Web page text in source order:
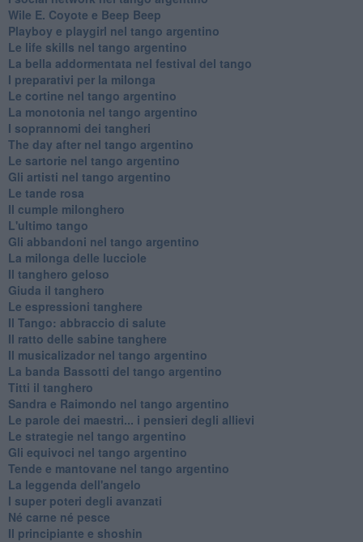
Wile E. Coyote e Beep Beep
Playboy e playgirl nel tango argentino
Le life skills nel tango argentino
La bella addormentata nel festival del tango
I preparativi per la milonga
Le cortine nel tango argentino
La monotonia nel tango argentino
I soprannomi dei tangheri
The day after nel tango argentino
Le sartorie nel tango argentino
Gli artisti nel tango argentino
Le tande rosa
Il cumple milonghero
L'ultimo tango
Gli abbandoni nel tango argentino
La milonga delle lucciole
Il tanghero geloso
Giuda il tanghero
Le espressioni tanghere
Il Tango: abbraccio di salute
Il ratto delle sabine tanghere
Il musicalizador nel tango argentino
La banda Bassotti del tango argentino
Titti il tanghero
Sandra e Raimondo nel tango argentino
Le parole dei maestri... i pensieri degli allievi
Le strategie nel tango argentino
Gli equivoci nel tango argentino
Tende e mantovane nel tango argentino
La leggenda dell'angelo
I super poteri degli avanzati
​Né carne né pesce
Il principiante e shoshin